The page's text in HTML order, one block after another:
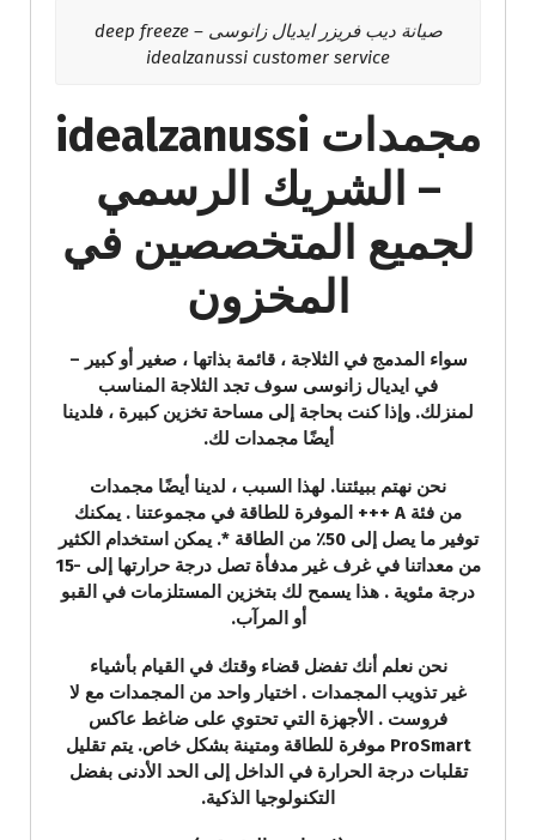
صيانة ديب فريزر ايديال زانوسى – deep freeze
idealzanussi customer service
مجمدات idealzanussi
– الشريك الرسمي
لجميع المتخصصين في
المخزون
سواء المدمج في الثلاجة ، قائمة بذاتها ، صغير أو كبير –
في ايديال زانوسى سوف تجد الثلاجة المناسب
لمنزلك. وإذا كنت بحاجة إلى مساحة تخزين كبيرة ، فلدينا
أيضًا مجمدات لك.
نحن نهتم ببيئتنا. لهذا السبب ، لدينا أيضًا مجمدات
من فئة A +++ الموفرة للطاقة في مجموعتنا . يمكنك
توفير ما يصل إلى 50٪ من الطاقة *. يمكن استخدام الكثير
من معداتنا في غرف غير مدفأة تصل درجة حرارتها إلى -15
درجة مئوية . هذا يسمح لك بتخزين المستلزمات في القبو
أو المرآب.
نحن نعلم أنك تفضل قضاء وقتك في القيام بأشياء
غير تذويب المجمدات . اختيار واحد من المجمدات مع لا
فروست . الأجهزة التي تحتوي على ضاغط عاكس
ProSmart موفرة للطاقة ومتينة بشكل خاص. يتم تقليل
تقلبات درجة الحرارة في الداخل إلى الحد الأدنى بفضل
التكنولوجيا الذكية.